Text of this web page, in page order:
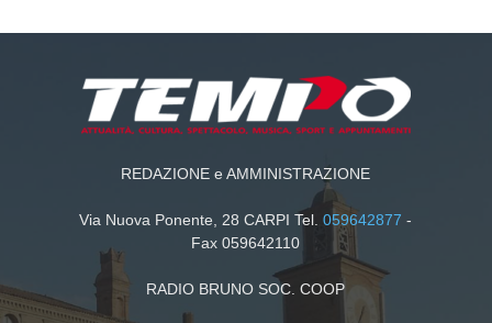
REDAZIONE e AMMINISTRAZIONE
Via Nuova Ponente, 28 CARPI Tel.059642877 -
Fax 059642110
RADIO BRUNO SOC. COOP